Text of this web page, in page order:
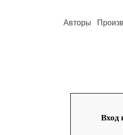
Авторы
Вход